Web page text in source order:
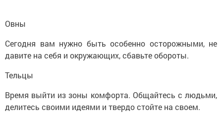
Овны
Сегодня вам нужно быть особенно осторожными, не
давите на себя и окружающих, сбавьте обороты.
Тельцы
Время выйти из зоны комфорта. Общайтесь с людьми,
делитесь своими идеями и твердо стойте на своем.